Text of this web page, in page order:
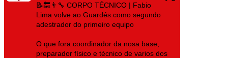
📝🔙👨‍🔧 CORPO TÉCNICO | Fabio
Lima volve ao Guardés como segundo
adestrador do primeiro equipo
O que fora coordinador da nosa base,
preparador físico e técnico de varios dos